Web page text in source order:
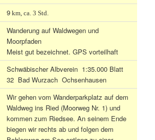
9 km, ca. 3 Std.
Wanderung auf Waldwegen und
Moorpfaden
Meist gut bezeichnet. GPS vorteilhaft
Schwäbischer Albverein 1:35.000 Blatt
32 Bad Wurzach Ochsenhausen
Wir gehen vom Wanderparkplatz auf dem
Waldweg ins Ried (Moorweg Nr. 1) und
kommen zum Riedsee. An seinem Ende
biegen wir rechts ab und folgen dem